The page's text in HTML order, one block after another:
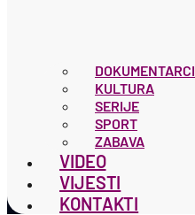
DOKUMENTARCI
KULTURA
SERIJE
SPORT
ZABAVA
VIDEO
VIJESTI
KONTAKTI